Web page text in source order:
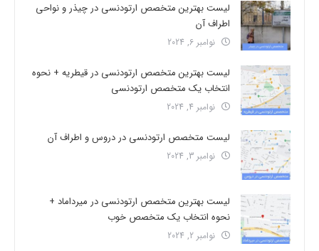
لیست بهترین متخصص ارتودنسی در چیذر و نواحی
اطراف آن
نوامبر 6, 2024
لیست بهترین متخصص ارتودنسی در قیطریه + نحوه
انتخاب یک متخصص ارتودنسی
نوامبر 4, 2024
لیست متخصص ارتودنسی در دروس و اطراف آن
نوامبر 3, 2024
لیست بهترین متخصص ارتودنسی در میرداماد +
نحوه انتخاب یک متخصص خوب
نوامبر 2, 2024